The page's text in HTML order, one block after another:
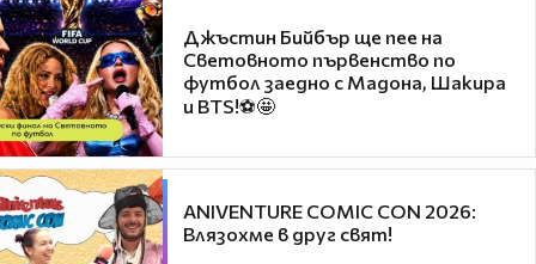
Джъстин Бийбър ще пее на
Световното първенство по
футбол заедно с Мадона, Шакира
и BTS!⚽🤩
ANIVENTURE COMIC CON 2026:
Влязохме в друг свят!